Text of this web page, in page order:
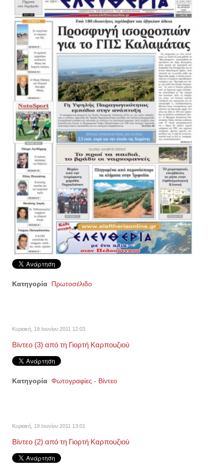
Κατηγορία Πρωτοσέλιδο
Κυριακή, 19 Ιουνίου 2011 12:03
Βίντεο (3) από τη Γιορτή Καρπουζιού
Κατηγορία Φωτογραφίες - Βίντεο
Κυριακή, 19 Ιουνίου 2011 13:01
Βίντεο (2) από τη Γιορτή Καρπουζιού